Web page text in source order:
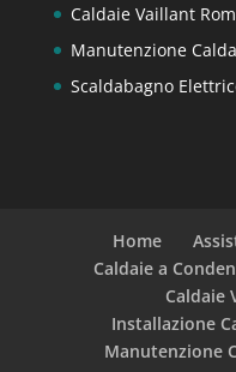
Caldaie Vaillant
Manutenzione
Scaldabagno
Home
Caldaie a
Caldaie
Installazione
Manutenzione